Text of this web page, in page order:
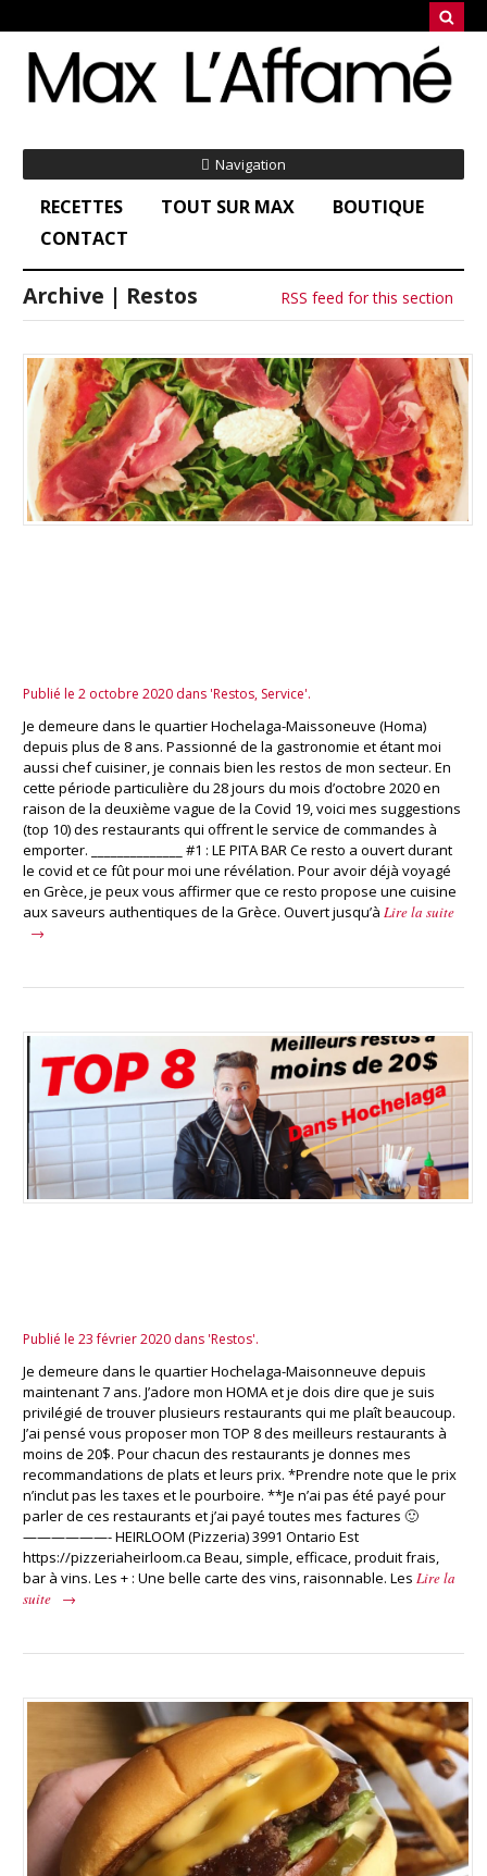
Navigation
RECETTES TOUT SUR MAX
BOUTIQUE
CONTACT
Archive | Restos RSS feed for this section
Publié le 2 octobre 2020 dans 'Restos, Service'.
Je demeure dans le quartier Hochelaga-Maissoneuve (Homa)
depuis plus de 8 ans. Passionné de la gastronomie et étant moi
aussi chef cuisiner, je connais bien les restos de mon secteur. En
cette période particulière du 28 jours du mois d’octobre 2020 en
raison de la deuxième vague de la Covid 19, voici mes suggestions
(top 10) des restaurants qui offrent le service de commandes à
emporter. ______________ #1 : LE PITA BAR Ce resto a ouvert durant
le covid et ce fût pour moi une révélation. Pour avoir déjà voyagé
en Grèce, je peux vous affirmer que ce resto propose une cuisine
aux saveurs authentiques de la Grèce. Ouvert jusqu’àLire la suite
→
Publié le 23 février 2020 dans 'Restos'.
Je demeure dans le quartier Hochelaga-Maisonneuve depuis
maintenant 7 ans. J’adore mon HOMA et je dois dire que je suis
privilégié de trouver plusieurs restaurants qui me plaît beaucoup.
J’ai pensé vous proposer mon TOP 8 des meilleurs restaurants à
moins de 20$. Pour chacun des restaurants je donnes mes
recommandations de plats et leurs prix. *Prendre note que le prix
n’inclut pas les taxes et le pourboire. **Je n’ai pas été payé pour
parler de ces restaurants et j’ai payé toutes mes factures 🙂
——————- HEIRLOOM (Pizzeria) 3991 Ontario Est
https://pizzeriaheirloom.ca Beau, simple, efficace, produit frais,
bar à vins. Les + : Une belle carte des vins, raisonnable. Les Lire la
suite
→